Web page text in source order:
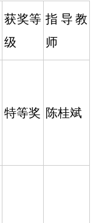
获奖等
级
指导教
师
特等奖 陈桂斌